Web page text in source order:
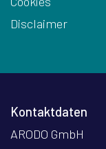
Disclaimer
Kontaktdaten
ARODO GmbH